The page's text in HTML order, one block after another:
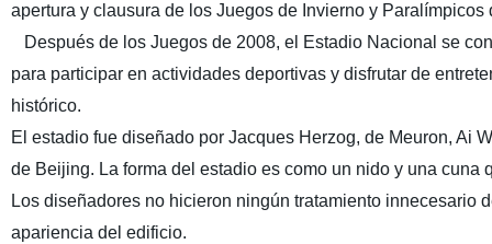
apertura y clausura de los Juegos de Invierno y Paralímpicos
Después de los Juegos de 2008, el Estadio Nacional se
para participar en actividades deportivas y disfrutar de
histórico.
El estadio fue diseñado por Jacques Herzog, de Meuron, Ai
de Beijing. La forma del estadio es como un nido y una
Los diseñadores no hicieron ningún tratamiento innecesario
apariencia del edificio.